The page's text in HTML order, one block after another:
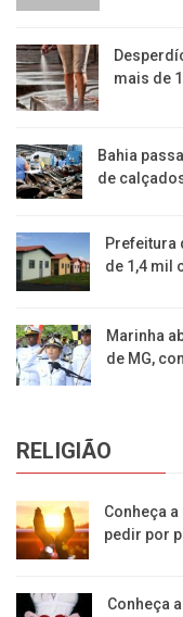
mais de
Bahia
de
Prefeitura
de 1,4 mil
Marinha
de MG,
RELIGIÃO
Conheça
pedir por
Conheça